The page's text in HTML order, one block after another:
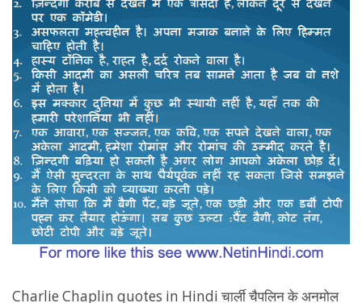
Charlie Chaplin quotes in Hindi चार्ली चैपलिन के अनमोल